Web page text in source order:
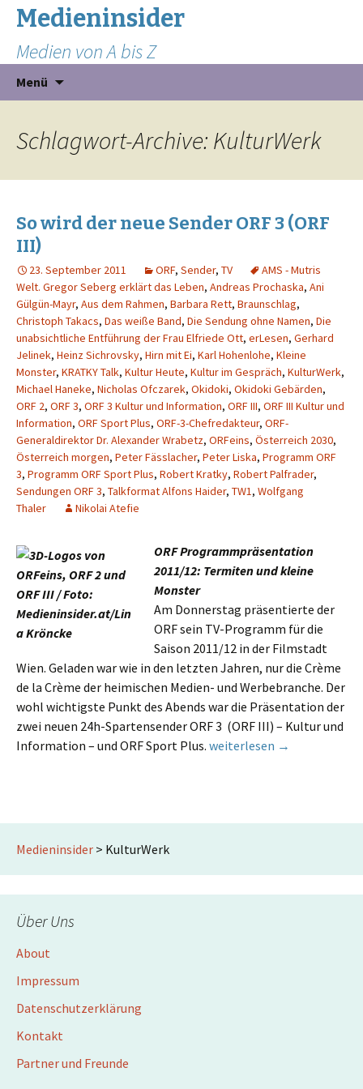
Medieninsider
Medien von A bis Z
Menü
Schlagwort-Archive: KulturWerk
So wird der neue Sender ORF 3 (ORF
III)
23. September 2011 ORF, Sender, TV
AMS - Mutris
Welt. Gregor Seberg erklärt das Leben, Andreas Prochaska, Ani
Gülgün-Mayr, Aus dem Rahmen, Barbara Rett, Braunschlag,
Christoph Takacs, Das weiße Band, Die Sendung ohne Namen, Die
unabsichtliche Entführung der Frau Elfriede Ott, erLesen, Gerhard
Jelinek, Heinz Sichrovsky, Hirn mit Ei, Karl Hohenlohe, Kleine
Monster, KRATKY Talk, Kultur Heute, Kultur im Gespräch, KulturWerk,
Michael Haneke, Nicholas Ofczarek, Okidoki, Okidoki Gebärden,
ORF 2, ORF 3, ORF 3 Kultur und Information, ORF III, ORF III Kultur und
Information, ORF Sport Plus, ORF-3-Chefredakteur, ORF-
Generaldirektor Dr. Alexander Wrabetz, ORFeins, Österreich 2030,
Österreich morgen, Peter Fässlacher, Peter Liska, Programm ORF
3, Programm ORF Sport Plus, Robert Kratky, Robert Palfrader,
Sendungen ORF 3, Talkformat Alfons Haider, TW1, Wolfgang
Thaler
Nikolai Atefie
ORF Programmpräsentation
2011/12: Termiten und kleine
Monster
Am Donnerstag präsentierte der
ORF sein TV-Programm für die
Saison 2011/12 in der Filmstadt
Wien. Geladen war wie in den letzten Jahren, nur die Crème
de la Crème der heimischen Medien- und Werbebranche. Der
wohl wichtigste Punkt des Abends war die Präsentation der
zwei neuen 24h-Spartensender ORF 3 (ORF III) – Kultur und
Information – und ORF Sport Plus. So wird der neue Sender
weiterlesen →
Medieninsider > KulturWerk
Über Uns
About
Impressum
Datenschutzerklärung
Kontakt
Partner und Freunde